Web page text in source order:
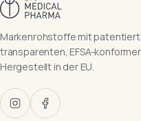
Markenrohstoffe mit
transparenten, EFSA-
Hergestellt in der EU.